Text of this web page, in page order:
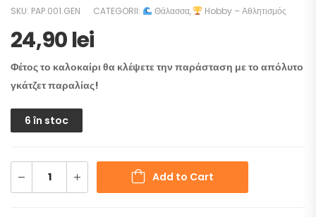
SKU: PAP.001.GEN CATEGORII: Θάλασσα, Hobby – Αθλητισμός
24,90lei
Φέτος το καλοκαίρι θα κλέψετε την παράσταση με το απόλυτο
γκάτζετ παραλίας!
6 în stoc
Add to Cart